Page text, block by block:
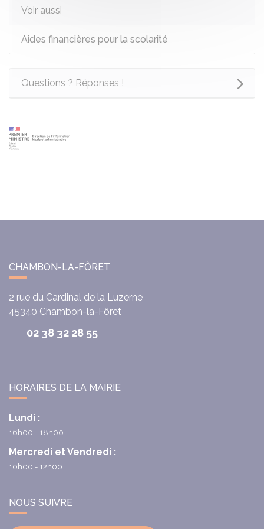
Voir aussi
Aides financières pour la scolarité
Questions ? Réponses !
CHAMBON-LA-FÔRET
2 rue du Cardinal de la Luzerne
45340 Chambon-la-Fôret
02 38 32 28 55
HORAIRES DE LA MAIRIE
Lundi :
16h00 - 18h00
Mercredi et Vendredi :
10h00 - 12h00
NOUS SUIVRE